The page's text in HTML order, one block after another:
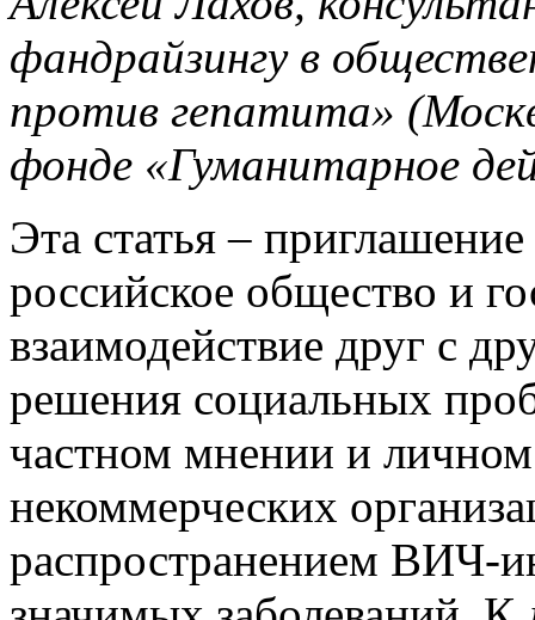
фандрайзингу в
против гепатита»
фонде «Гуманитарное
Эта статья –
российское общество и
взаимодействие друг с
решения социальных
частном мнении и
некоммерческих
распространением ВИЧ-